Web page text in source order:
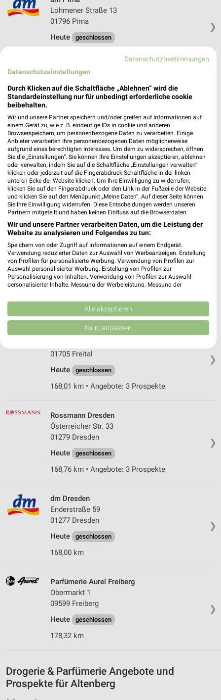
❯
Lohmener Straße 13
01796 Pirna
Heute
geschlossen
Dresdner Straße 166a
Heute geschlossen
169,65 km
Rossmann Dresden
Bulgakowstr. 5
01217 Dresden
Heute geschlossen
168,40 km • Angebote: 3 Prospekte
dm Dresden
Lockwitzer Straße 1
01219 Dresden
Heute geschlossen
167,73 km
❯
Rossmann Freital
01705 Freital
Heute
geschlossen
168,01 km • Angebote: 3 Prospekte
❯
Rossmann Dresden
Österreicher Str. 33
01279 Dresden
Heute
geschlossen
168,76 km • Angebote: 3 Prospekte
❯
dm Dresden
Enderstraße 59
01277 Dresden
Heute
geschlossen
168,00 km
❯
Parfümerie Aurel Freiberg
Obermarkt 1
09599 Freiberg
Heute
geschlossen
178,32 km
Drogerie & Parfümerie Angebote und
Prospekte für Altenberg
Datenschutzbestimmungen
Datenschutzeinstellungen
Durch Klicken auf die Schaltfläche „Ablehnen“ wird die
Standardeinstellung nur für unbedingt erforderliche cookie
beibehalten.
Wir und unsere Partner speichern und/oder greifen auf Informationen auf
einem Gerät zu, wie z. B. eindeutige IDs in cookie und anderen
Browserspeichern, um personenbezogene Daten zu verarbeiten. Einige
Anbieter verarbeiten Ihre personenbezogenen Daten möglicherweise
aufgrund eines berechtigten Interesses. Um dem zu widersprechen, öffnen
Sie die „Einstellungen“. Sie können Ihre Einstellungen akzeptieren, ablehnen
oder verwalten, indem Sie auf die Schaltfläche „Einstellungen verwalten“
klicken oder jederzeit auf die Fingerabdruck-Schaltfläche in der linken
unteren Ecke der Website klicken. Um Ihre Einwilligung zu widerrufen,
klicken Sie auf den Fingerabdruck oder den Link in der Fußzeile der Website
und klicken Sie auf den Menüpunkt „Meine Daten“. Auf dieser Seite können
Sie Ihre Einwilligung widerrufen. Diese Entscheidungen werden unseren
Partnern mitgeteilt und haben keinen Einfluss auf die Browserdaten.
Wir und unsere Partner verarbeiten Daten, um die Leistung der
Website zu analysieren und Folgendes zu tun:
Speichern von oder Zugriff auf Informationen auf einem Endgerät.
Verwendung reduzierter Daten zur Auswahl von Werbeanzeigen. Erstellung
von Profilen für personalisierte Werbung. Verwendung von Profilen zur
Auswahl personalisierter Werbung. Erstellung von Profilen zur
Personalisierung von Inhalten. Verwendung von Profilen zur Auswahl
personalisierter Inhalte. Messung der Werbeleistung. Messung der
Kombinationen von Daten aus verschiedenen Quellen. Entwicklung und
Verbesserung der Angebote. Verwendung reduzierter Daten zur Auswahl
von Inhalten.
Daten können außerhalb der Europäischen Union weitergegeben und in die
Website/App.
Partnerliste anzeigen (1 IAB-Anbieter)
Wir nutzen Ihre Daten für folgende Zwecke:
IAB-Verarbeitungszwecke:
auf einem Endgerät
Verwendung reduzierter Daten zur Auswahl von
Werbeanzeigen
Erstellung von Profilen für personalisierte
personalisierter Werbung
Erstellung von Profilen zur Personalisierung
Verwendung von Profilen zur Auswahl
personalisierter Inhalte
Messung der Werbeleistung
Messung der Performance von Inhalten
Analyse von Zielgruppen durch Statistiken oder
Kombinationen von Daten aus verschiedenen
Verwendung reduzierter Daten zur Auswahl von
Inhalten
Alle akzeptieren
Nein, anpassen